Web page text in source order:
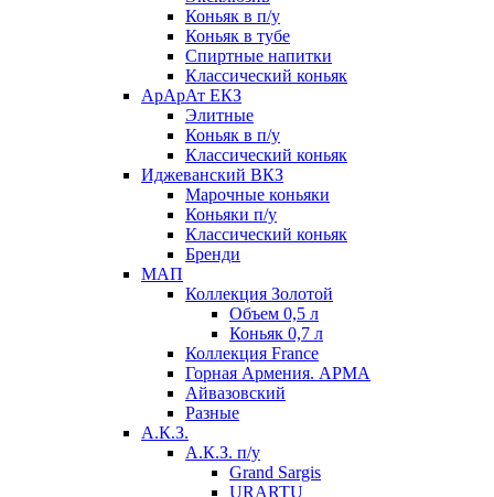
Коньяк в п/у
Коньяк в тубе
Спиртные напитки
Классический коньяк
АрАрАт ЕКЗ
Элитные
Коньяк в п/у
Классический коньяк
Иджеванский ВКЗ
Марочные коньяки
Коньяки п/у
Классический коньяк
Бренди
МАП
Коллекция Золотой
Объем 0,5 л
Коньяк 0,7 л
Коллекция France
Горная Армения. АРМА
Айвазовский
Разные
А.К.З.
А.К.З. п/у
Grand Sargis
URARTU